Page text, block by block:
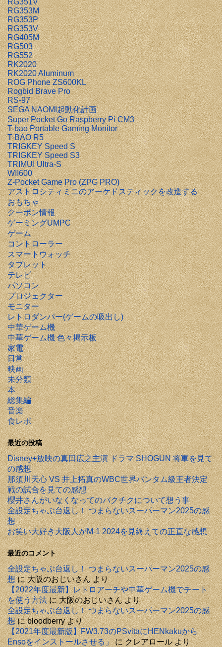
RG351V
RG353M
RG353P
RG353V
RG405M
RG503
RG552
RK2020
RK2020 Aluminum
ROG Phone ZS600KL
Rogbid Brave Pro
RS-97
SEGA NAOMI起動化計画
Super Pocket Go Raspberry Pi CM3
T-bao Portable Gaming Monitor
T-BAO R5
TRIGKEY Speed S
TRIGKEY Speed S3
TRIMUI Ultra-S
WII600
Z-Pocket Game Pro (ZPG PRO)
アストロシティミニのアーケドスティックを改造する
おもちゃ
クーポン情報
ゲーミングUMPC
ゲーム
コントローラー
スマートウォッチ
タブレット
テレビ
パソコン
プロジェクター
モニター
レトロダンパー(ゲームの吸出し)
中華ゲーム機
中華ゲーム機 色々掲示板
家電
日常
映画
未分類
本
総集編
音楽
食レポ
最近の投稿
Disney+放映の真田広之主演 ドラマ SHOGUN 将軍を見て
の感想
那須川天心 VS 井上拓真のWBC世界バンタム級王者決定
戦の試合を見ての感想
櫻井さんがいなくなってのバクチクについて想う事
全設定ちゃぶ台返し！ つまらないスーパーマン2025の感
想
お笑い大好き大阪人がM-1 2024を見終えての正直な感想
最近のコメント
全設定ちゃぶ台返し！ つまらないスーパーマン2025の感
想に大阪のおじいさんより
【2022年度最新】レトロアーチや中華ゲーム機でチート
を使う方法に大阪のおじいさんより
全設定ちゃぶ台返し！ つまらないスーパーマン2025の感
想にbloodberryより
【2021年度最新版】FW3.73のPSvitaにHENkakuから
Ensoをインストールさせる」にクレアロールより